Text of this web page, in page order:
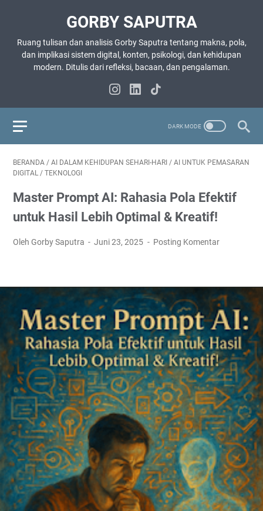
GORBY SAPUTRA
Ruang tulisan dan analisis Gorby Saputra tentang makna, pola,
dan implikasi sistem digital, konten, psikologi, dan kehidupan
modern. Ditulis dari refleksi, bacaan, dan pengalaman.
BERANDA / AI DALAM KEHIDUPAN SEHARI-HARI / AI UNTUK PEMASARAN
DIGITAL / TEKNOLOGI
Master Prompt AI: Rahasia Pola Efektif
untuk Hasil Lebih Optimal & Kreatif!
Oleh Gorby Saputra Juni 23, 2025 Posting Komentar